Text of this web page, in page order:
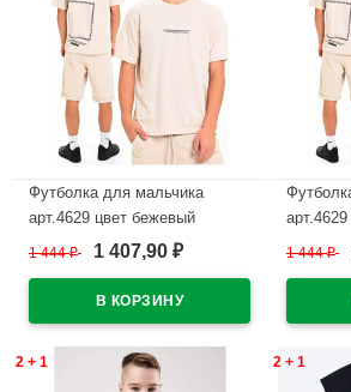
Футболка для мальчика
арт.4629 цвет бежевый
В наличии
1 444₽ 1 407,90 ₽
В
1 444₽
2 + 1 2 + 1